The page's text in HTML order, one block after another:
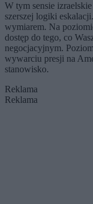
W tym sensie
szerszej logiki
wymiarem. Na
dostęp do tego, co
negocjacyjnym.
wywarciu presji na
stanowisko.
Reklama
Reklama